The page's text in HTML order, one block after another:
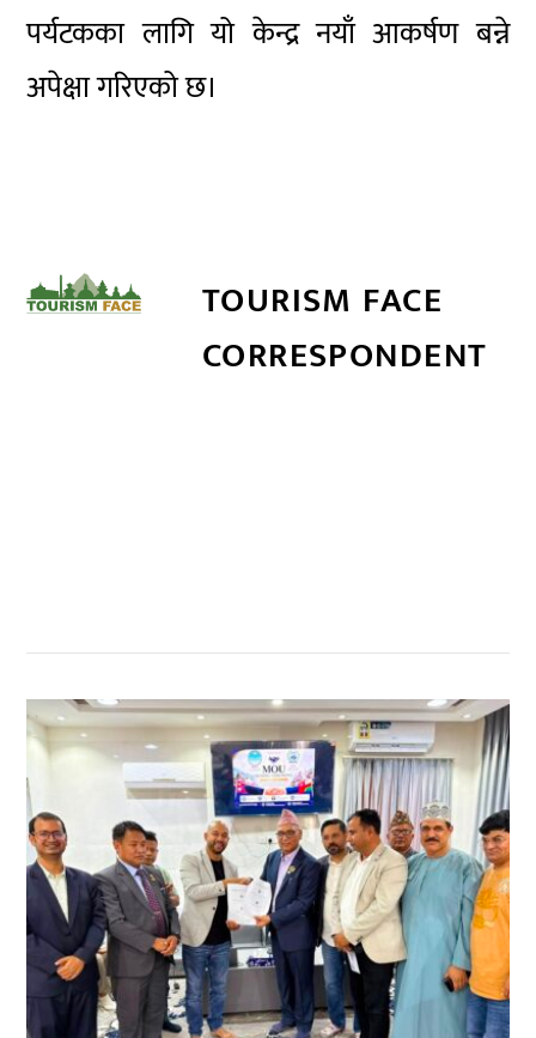
पर्यटकका लागि यो केन्द्र नयाँ आकर्षण बन्ने
अपेक्षा गरिएको छ।
TOURISM FACE
CORRESPONDENT
,,